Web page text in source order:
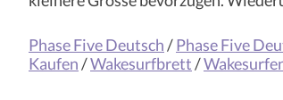
Phase Five Deutsch/Phase Five
Kaufen/Wakesurfbrett/